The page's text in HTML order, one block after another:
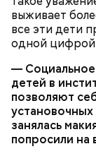
выживает
все эти дети
одной цифрой
— Социальное
детей в
позволяют
занялась
попросили на